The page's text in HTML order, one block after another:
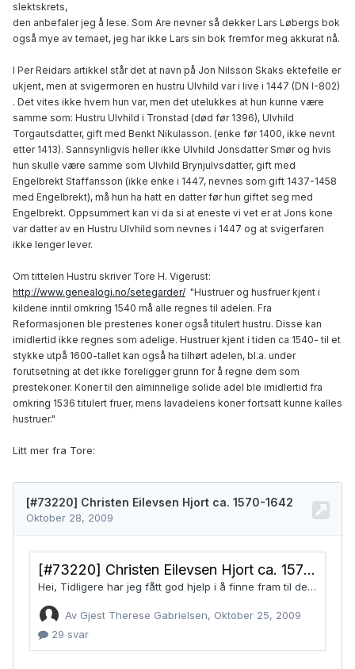
slektskrets,
den anbefaler jeg å lese. Som Are nevner så dekker Lars Løbergs bok
også mye av temaet, jeg har ikke Lars sin bok fremfor meg akkurat nå.
I Per Reidars artikkel står det at navn på Jon Nilsson Skaks ektefelle er
ukjent, men at svigermoren en hustru Ulvhild var i live i 1447 (DN I-802)
. Det vites ikke hvem hun var, men det utelukkes at hun kunne være
samme som: Hustru Ulvhild i Tronstad (død før 1396), Ulvhild
Torgautsdatter, gift med Benkt Nikulasson. (enke før 1400, ikke nevnt
etter 1413). Sannsynligvis heller ikke Ulvhild Jonsdatter Smør og hvis
hun skulle være samme som Ulvhild Brynjulvsdatter, gift med
Engelbrekt Staffansson (ikke enke i 1447, nevnes som gift 1437-1458
med Engelbrekt), må hun ha hatt en datter før hun giftet seg med
Engelbrekt. Oppsummert kan vi da si at eneste vi vet er at Jons kone
var datter av en Hustru Ulvhild som nevnes i 1447 og at svigerfaren
ikke lenger lever.
Om tittelen Hustru skriver Tore H. Vigerust:
http://www.genealogi.no/setegarder/ "Hustruer og husfruer kjent i
kildene inntil omkring 1540 må alle regnes til adelen. Fra
Reformasjonen ble prestenes koner også titulert hustru. Disse kan
imidlertid ikke regnes som adelige. Hustruer kjent i tiden ca 1540- til et
stykke utpå 1600-tallet kan også ha tilhørt adelen, bl.a. under
forutsetning at det ikke foreligger grunn for å regne dem som
prestekoner. Koner til den alminnelige solide adel ble imidlertid fra
omkring 1536 titulert fruer, mens lavadelens koner fortsatt kunne kalles
hustruer."
Litt mer fra Tore: